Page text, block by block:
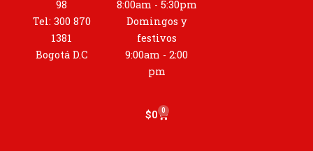
98
Tel: 300 870
1381
Bogotá D.C
8:00am - 5:30pm
Domingos y
festivos
9:00am - 2:00
pm
$0 0
Cart